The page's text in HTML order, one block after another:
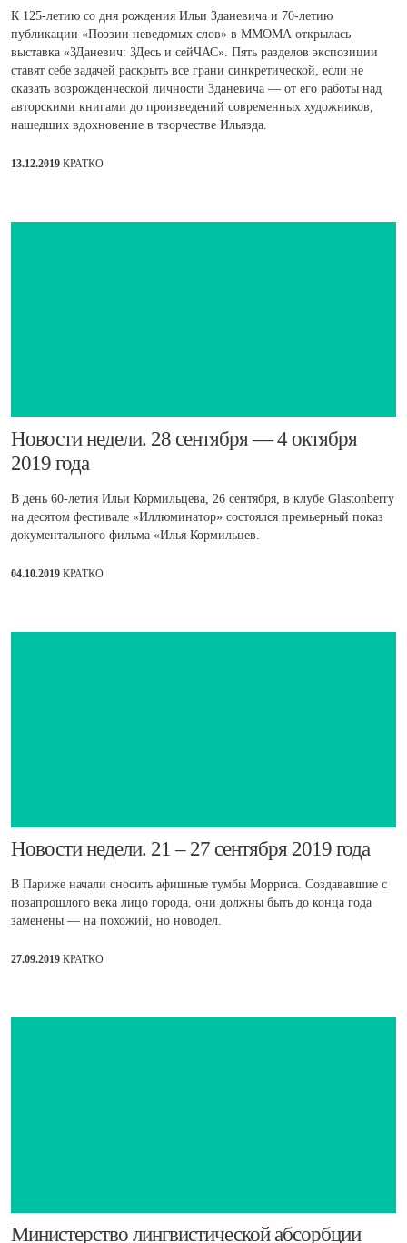
К 125-летию со дня рождения Ильи Зданевича и 70-летию
публикации «Поэзии неведомых слов» в ММОМА открылась
выставка «ЗДаневич: ЗДесь и сейЧАС». Пять разделов экспозиции
ставят себе задачей раскрыть все грани синкретической, если не
сказать возрожденческой личности Зданевича — от его работы над
авторскими книгами до произведений современных художников,
нашедших вдохновение в творчестве Ильязда.
13.12.2019 КРАТКО
Новости недели. 28 сентября — 4 октября
2019 года
В день 60-летия Ильи Кормильцева, 26 сентября, в клубе Glastonberry
на десятом фестивале «Иллюминатор» состоялся премьерный показ
документального фильма «Илья Кормильцев.
04.10.2019 КРАТКО
​Новости недели. 21 – 27 сентября 2019 года
В Париже начали сносить афишные тумбы Морриса. Создававшие с
позапрошлого века лицо города, они должны быть до конца года
заменены — на похожий, но новодел.
27.09.2019 КРАТКО
​Министерство лингвистической абсорбции